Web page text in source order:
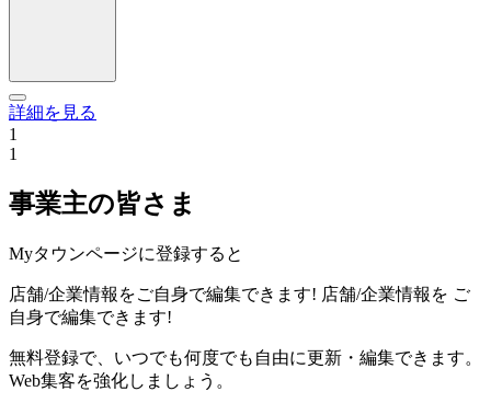
詳細を見る
1
1
事業主の皆さま
Myタウンページに登録すると
店舗/企業情報をご自身で編集できます! 店舗/企業情報を ご
自身で編集できます!
無料登録で、いつでも何度でも自由に更新・編集できます。
Web集客を強化しましょう。